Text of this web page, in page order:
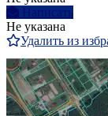
Написать
Не указана
Удалить из